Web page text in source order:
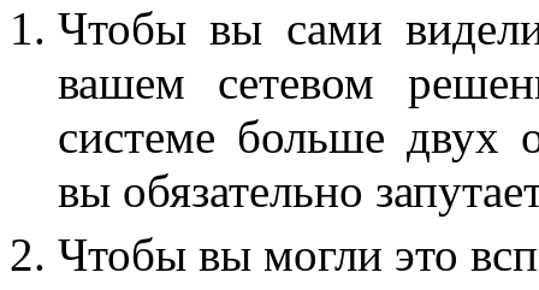
Чтобы вы сами
вашем сетевом
системе больше двух
вы обязательно
Чтобы вы могли это